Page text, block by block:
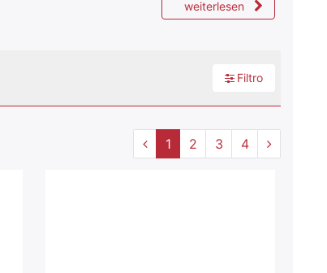
weiterlesen
Filtro
1 2 3 4